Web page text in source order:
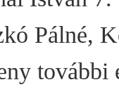
Pálné,
további